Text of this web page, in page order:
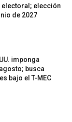
electoral; elección
de 2027
imponga
busca
bajo el T-MEC